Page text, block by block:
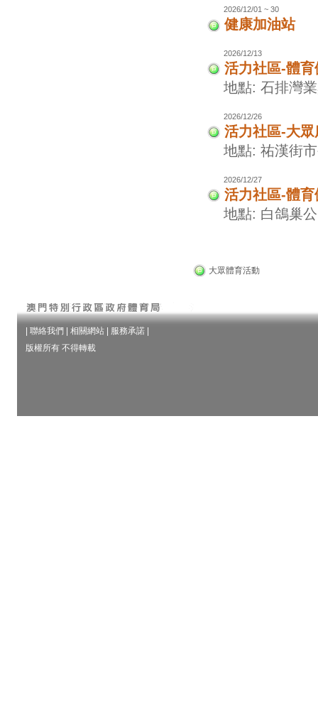
2026/12/01 ~ 30
健康加油站
2026/12/13
活力社區-體
地點: 石排灣
2026/12/26
活力社區-大眾
地點: 祐漢街
2026/12/27
活力社區-體
地點: 白鴿巢
大眾體育活動
聯絡我們 相關網站 服務承諾
版權所有 不得轉載